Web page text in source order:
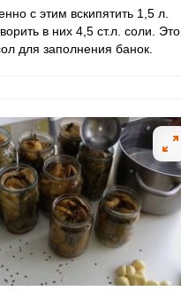
с этим вскипятить 1,5 л.
в них 4,5 ст.л. соли. Это
для заполнения банок.